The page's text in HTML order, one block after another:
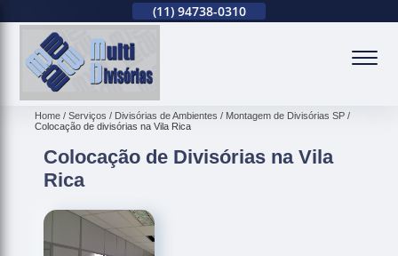
(11) 94738-0310
Home Serviços Divisórias de Ambientes
Montagem de Divisórias SP
Colocação de divisórias na Vila Rica
Colocação de Divisórias na Vila
Rica